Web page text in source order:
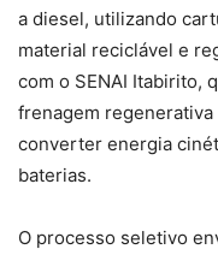
a diesel, utilizando
material reciclável e
com o SENAI Itabirito,
frenagem regenerativa
converter energia
baterias.
O processo seletivo